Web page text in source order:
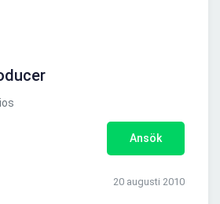
Ansök
20 augusti 2010